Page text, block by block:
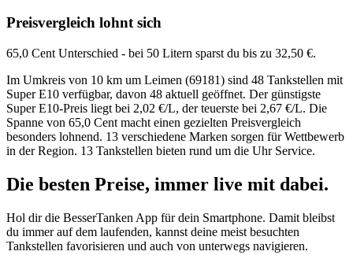
Preisvergleich lohnt sich
65,0 Cent Unterschied - bei 50 Litern sparst du bis zu 32,50 €.
Im Umkreis von 10 km um Leimen (69181) sind 48 Tankstellen mit
Super E10 verfügbar, davon 48 aktuell geöffnet. Der günstigste
Super E10-Preis liegt bei 2,02 €/L, der teuerste bei 2,67 €/L. Die
Spanne von 65,0 Cent macht einen gezielten Preisvergleich
besonders lohnend. 13 verschiedene Marken sorgen für Wettbewerb
in der Region. 13 Tankstellen bieten rund um die Uhr Service.
Die besten Preise, immer live mit dabei.
Hol dir die BesserTanken App für dein Smartphone. Damit bleibst
du immer auf dem laufenden, kannst deine meist besuchten
Tankstellen favorisieren und auch von unterwegs navigieren.